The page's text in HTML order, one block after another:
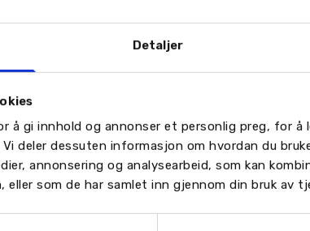
Detaljer
å gi innhold og annonser et personlig preg, for å
deler dessuten informasjon om hvordan du
annonsering og analysearbeid, som kan
som de har samlet inn gjennom din bruk av
940 03 679
Email:
Send en e-post